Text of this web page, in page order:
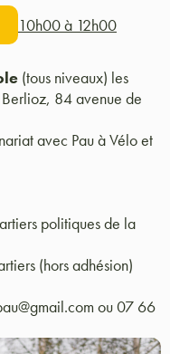
10h00 à 12h00
(tous niveaux) les
84 avenue de
avec Pau à Vélo et
politiques de la
(hors adhésion)
ou 07 66